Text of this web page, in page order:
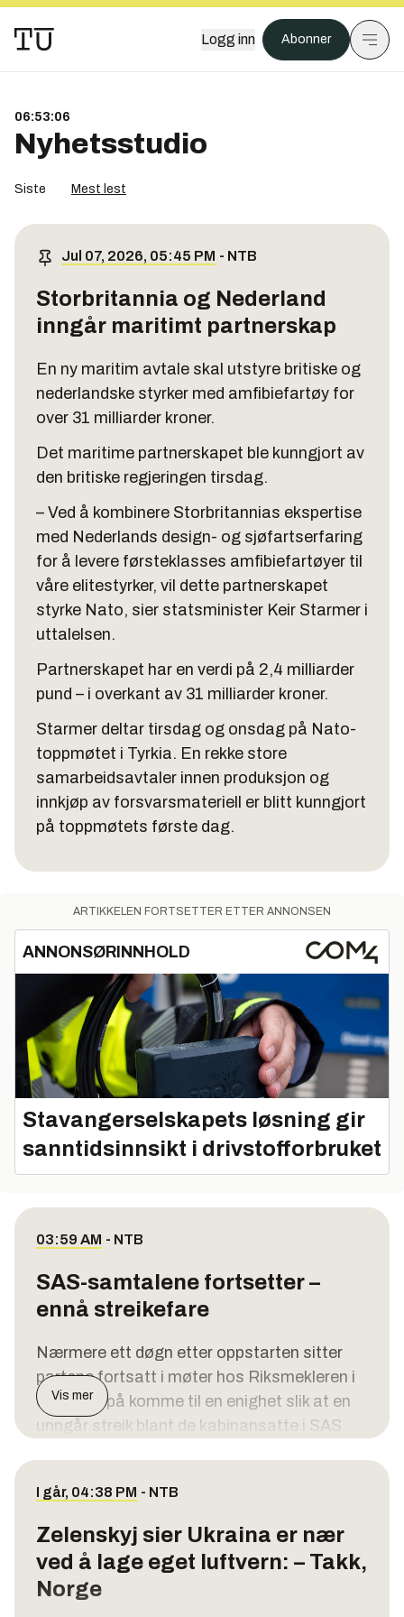
Logg inn Abonner
06:53:06
Nyhetsstudio
Siste Mest lest
Jul 07, 2026, 05:45 PM - NTB
Storbritannia og Nederland
inngår maritimt partnerskap
En ny maritim avtale skal utstyre britiske og
nederlandske styrker med amfibiefartøy for
over 31 milliarder kroner.
Det maritime partnerskapet ble kunngjort av
den britiske regjeringen tirsdag.
– Ved å kombinere Storbritannias ekspertise
med Nederlands design- og sjøfartserfaring
for å levere førsteklasses amfibiefartøyer til
våre elitestyrker, vil dette partnerskapet
styrke Nato, sier statsminister Keir Starmer i
uttalelsen.
Partnerskapet har en verdi på 2,4 milliarder
pund – i overkant av 31 milliarder kroner.
Starmer deltar tirsdag og onsdag på Nato-
toppmøtet i Tyrkia. En rekke store
samarbeidsavtaler innen produksjon og
innkjøp av forsvarsmateriell er blitt kunngjort
på toppmøtets første dag.
ARTIKKELEN FORTSETTER ETTER ANNONSEN
ANNONSØRINNHOLD
Stavangerselskapets løsning gir
sanntidsinnsikt i drivstofforbruket
03:59 AM - NTB
SAS-samtalene fortsetter –
ennå streikefare
Nærmere ett døgn etter oppstarten sitter
partene fortsatt i møter hos Riksmekleren i
et forsøk på komme til en enighet slik at en
unngår streik blant de kabinansatte i SAS.
Like før klokka 7.30 sitter partene fortsatt
samlet. Erik Lahnstein i NHO Luftfart
nå.
Partene – NHO Luftfart på
arbeidsgiversiden og Parat og
Vis mer
I går, 04:38 PM - NTB
Zelenskyj sier Ukraina er nær
ved å lage eget luftvern: – Takk,
Norge